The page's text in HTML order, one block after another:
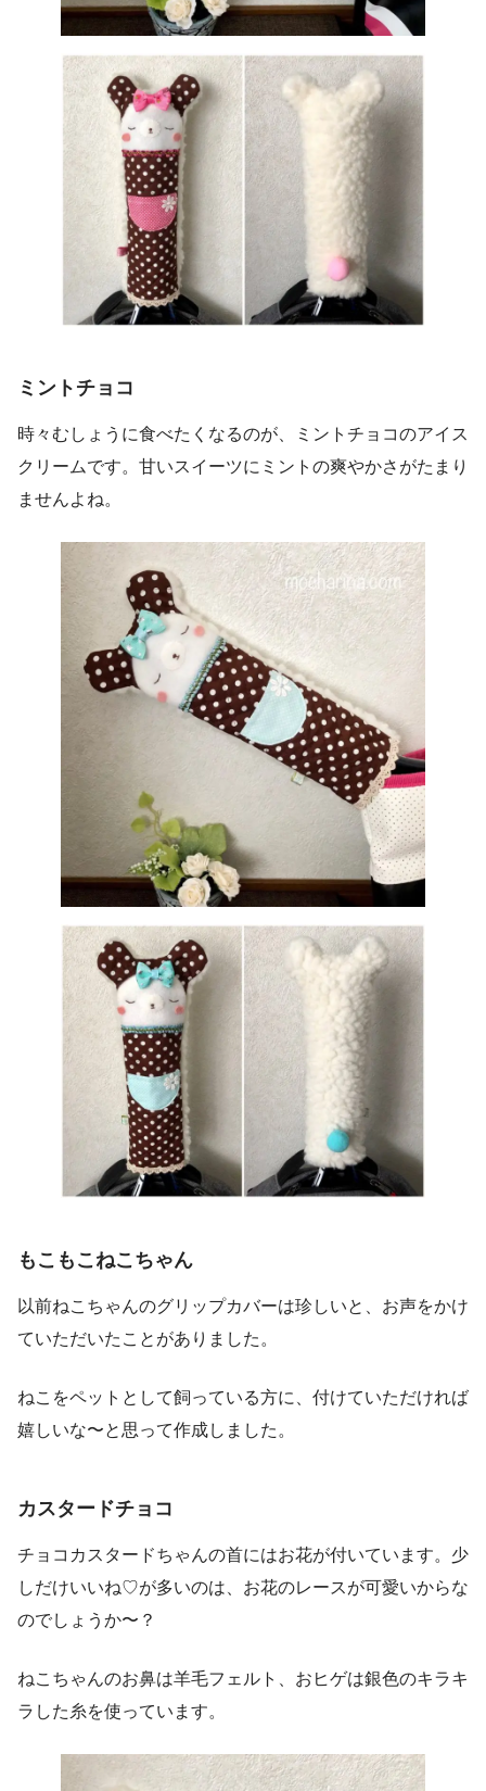
ミント チョコ
時々むしょうに食べたくなるのが、ミントチョコのアイス
クリームです。甘いスイーツにミントの爽やかさがたまり
ませんよね。
もこもこ ねこちゃん
以前ねこちゃんのグリップカバーは珍しいと、お声をかけ
ていただいたことがありました。
ねこをペットとして飼っている方に、付けていただければ
嬉しいな〜と思って作成しました。
カスタードチョコ
チョコカスタードちゃんの首にはお花が付いています。少
しだけいいね♡が多いのは、お花のレースが可愛いからな
のでしょうか〜？
ねこちゃんのお鼻は羊毛フェルト、おヒゲは銀色のキラキ
ラした糸を使っています。